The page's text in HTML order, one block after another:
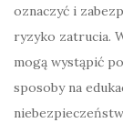
oznaczyć i
ryzyko zatrucia.
mogą wystąpić
sposoby na